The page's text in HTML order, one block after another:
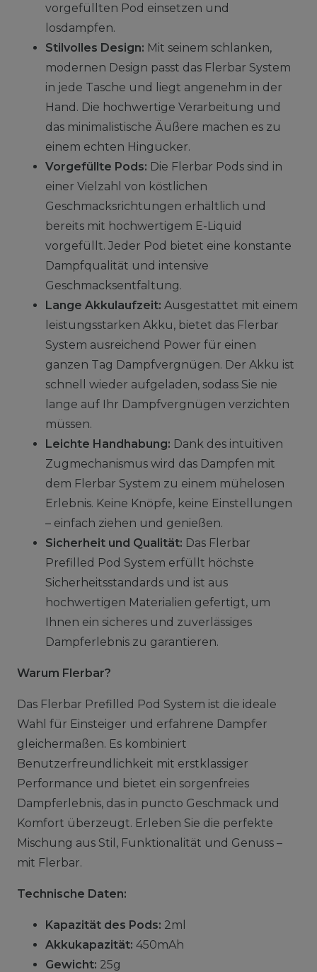
vorgefüllten Pod einsetzen und
losdampfen.
Stilvolles Design: Mit seinem schlanken,
modernen Design passt das Flerbar System
in jede Tasche und liegt angenehm in der
Hand. Die hochwertige Verarbeitung und
das minimalistische Äußere machen es zu
einem echten Hingucker.
Vorgefüllte Pods: Die Flerbar Pods sind in
einer Vielzahl von köstlichen
Geschmacksrichtungen erhältlich und
bereits mit hochwertigem E-Liquid
vorgefüllt. Jeder Pod bietet eine konstante
Dampfqualität und intensive
Geschmacksentfaltung.
Lange Akkulaufzeit: Ausgestattet mit einem
leistungsstarken Akku, bietet das Flerbar
System ausreichend Power für einen
ganzen Tag Dampfvergnügen. Der Akku ist
schnell wieder aufgeladen, sodass Sie nie
lange auf Ihr Dampfvergnügen verzichten
müssen.
Leichte Handhabung: Dank des intuitiven
Zugmechanismus wird das Dampfen mit
dem Flerbar System zu einem mühelosen
Erlebnis. Keine Knöpfe, keine Einstellungen
– einfach ziehen und genießen.
Sicherheit und Qualität: Das Flerbar
Prefilled Pod System erfüllt höchste
Sicherheitsstandards und ist aus
hochwertigen Materialien gefertigt, um
Ihnen ein sicheres und zuverlässiges
Dampferlebnis zu garantieren.
Warum Flerbar?
Das Flerbar Prefilled Pod System ist die ideale
Wahl für Einsteiger und erfahrene Dampfer
gleichermaßen. Es kombiniert
Benutzerfreundlichkeit mit erstklassiger
Performance und bietet ein sorgenfreies
Dampferlebnis, das in puncto Geschmack und
Komfort überzeugt. Erleben Sie die perfekte
Mischung aus Stil, Funktionalität und Genuss –
mit Flerbar.
Technische Daten:
Kapazität des Pods: 2ml
Akkukapazität: 450mAh
Gewicht: 25g